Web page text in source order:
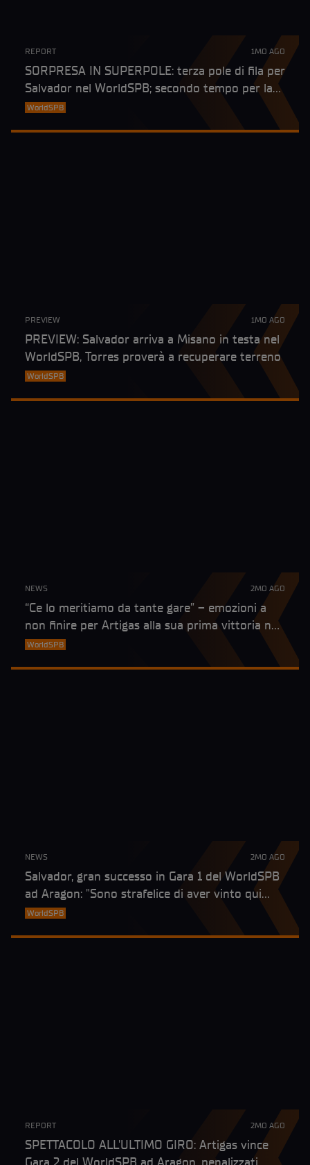
REPORT 1MO AGO
SORPRESA IN SUPERPOLE: terza pole di fila per
Salvador nel WorldSPB; secondo tempo per la
wildcard Bianchi nonostante una caduta
WorldSPB
PREVIEW 1MO AGO
PREVIEW: Salvador arriva a Misano in testa nel
WorldSPB, Torres proverà a recuperare terreno
WorldSPB
NEWS 2MO AGO
“Ce lo meritiamo da tante gare” – emozioni a
non finire per Artigas alla sua prima vittoria nel
WorldSPB
WorldSPB
NEWS 2MO AGO
Salvador, gran successo in Gara 1 del WorldSPB
ad Aragon: "Sono strafelice di aver vinto qui
davanti alla mia famiglia"
WorldSPB
REPORT 2MO AGO
SPETTACOLO ALL'ULTIMO GIRO: Artigas vince
Gara 2 del WorldSPB ad Aragon, penalizzati